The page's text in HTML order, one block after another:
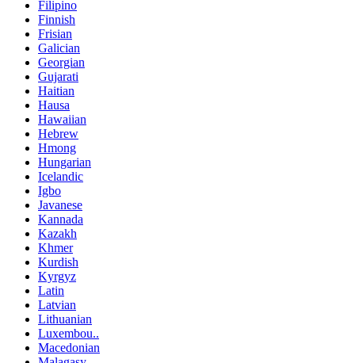
Filipino
Finnish
Frisian
Galician
Georgian
Gujarati
Haitian
Hausa
Hawaiian
Hebrew
Hmong
Hungarian
Icelandic
Igbo
Javanese
Kannada
Kazakh
Khmer
Kurdish
Kyrgyz
Latin
Latvian
Lithuanian
Luxembou..
Macedonian